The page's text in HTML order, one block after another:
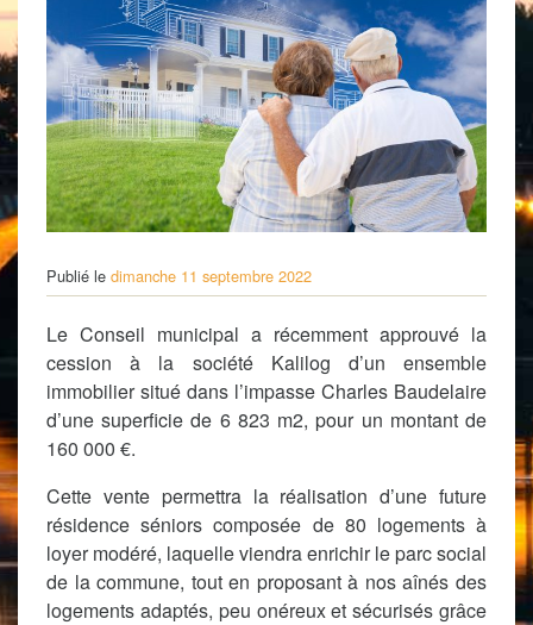
Publié le dimanche 11 septembre 2022
Le Conseil municipal a récemment approuvé la
cession à la société Kalilog d’un ensemble
immobilier situé dans l’impasse Charles Baudelaire
d’une superficie de 6 823 m2, pour un montant de
160 000 €.
Cette vente permettra la réalisation d’une future
résidence séniors composée de 80 logements à
loyer modéré, laquelle viendra enrichir le parc social
de la commune, tout en proposant à nos aînés des
logements adaptés, peu onéreux et sécurisés grâce